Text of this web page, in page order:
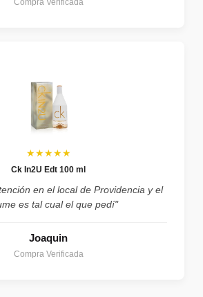
Compra Verificada
★★★★★
Ck In2U Edt 100 ml
en el local de Providencia y el
es tal cual el que pedí"
Joaquin
Compra Verificada